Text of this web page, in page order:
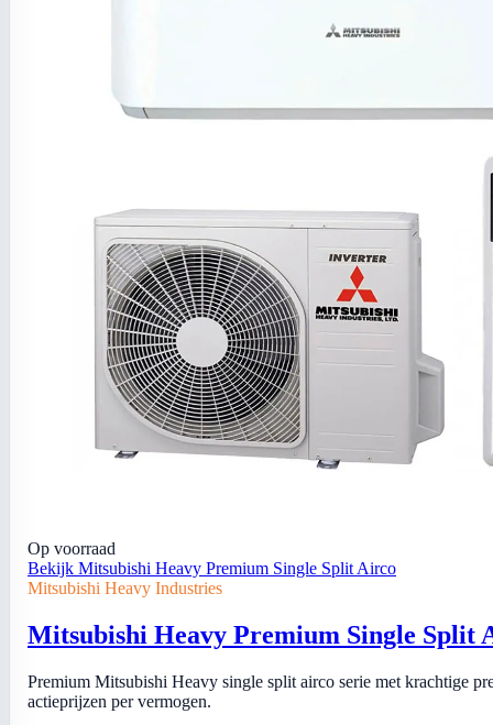
Op voorraad
Bekijk Mitsubishi Heavy Premium Single Split Airco
Mitsubishi Heavy Industries
Mitsubishi Heavy Premium Single Split
Premium Mitsubishi Heavy single split airco serie met krachtige
actieprijzen per vermogen.